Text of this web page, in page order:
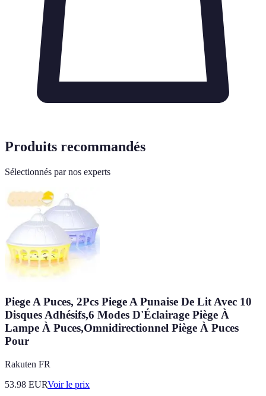
Produits recommandés
Sélectionnés par nos experts
Piege A Puces, 2Pcs Piege A Punaise De Lit Avec 10
Disques Adhésifs,6 Modes D'Éclairage Piège À
Lampe À Puces,Omnidirectionnel Piège À Puces
Pour
Rakuten FR
53.98 EURVoir le prix